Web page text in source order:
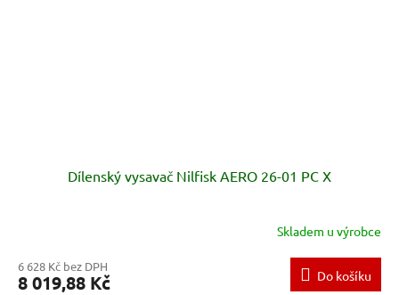
Dílenský vysavač Nilfisk AERO 26-01 PC X
Skladem u výrobce
6 628 Kč bez DPH
8 019,88 Kč Do košíku